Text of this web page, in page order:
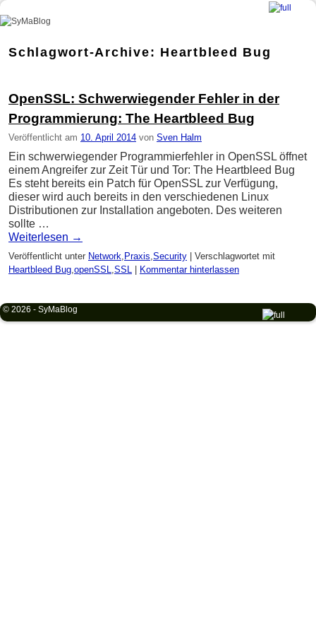
SyMaBlog
Schlagwort-Archive: Heartbleed Bug
OpenSSL: Schwerwiegender Fehler in der
Programmierung: The Heartbleed Bug
Veröffentlicht am 10. April 2014 von Sven Halm
Ein schwerwiegender Programmierfehler in OpenSSL öffnet
einem Angreifer zur Zeit Tür und Tor: The Heartbleed Bug
Es steht bereits ein Patch für OpenSSL zur Verfügung,
dieser wird auch bereits in den verschiedenen Linux
Distributionen zur Installation angeboten. Des weiteren
sollte …
Weiterlesen →
Veröffentlicht unter Network Praxis Security
Verschlagwortet mit
Heartbleed Bug openSSL SSL Kommentar hinterlassen
© 2026 - SyMaBlog